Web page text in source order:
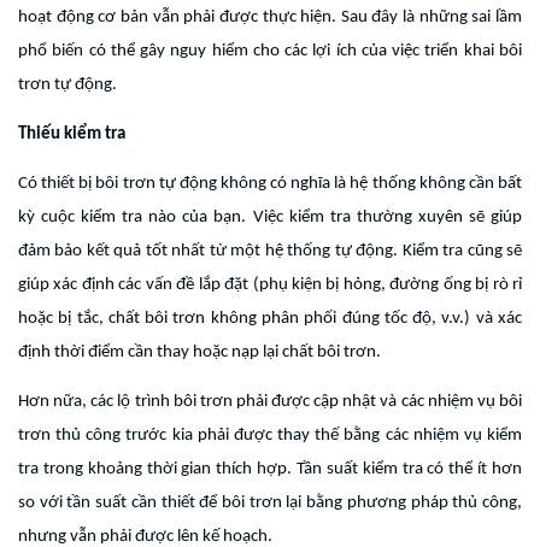
hoạt động cơ bản vẫn phải được thực hiện. Sau đây là những sai lầm
phổ biến có thể gây nguy hiểm cho các lợi ích của việc triển khai bôi
trơn tự động.
Thiếu kiểm tra
Có thiết bị bôi trơn tự động không có nghĩa là hệ thống không cần bất
kỳ cuộc kiểm tra nào của bạn. Việc kiểm tra thường xuyên sẽ giúp
đảm bảo kết quả tốt nhất từ ​​một hệ thống tự động. Kiểm tra cũng sẽ
giúp xác định các vấn đề lắp đặt (phụ kiện bị hỏng, đường ống bị rò rỉ
hoặc bị tắc, chất bôi trơn không phân phối đúng tốc độ, v.v.) và xác
định thời điểm cần thay hoặc nạp lại chất bôi trơn.
Hơn nữa, các lộ trình bôi trơn phải được cập nhật và các nhiệm vụ bôi
trơn thủ công trước kia phải được thay thế bằng các nhiệm vụ kiểm
tra trong khoảng thời gian thích hợp. Tần suất kiểm tra có thể ít hơn
so với tần suất cần thiết để bôi trơn lại bằng phương pháp thủ công,
nhưng vẫn phải được lên kế hoạch.